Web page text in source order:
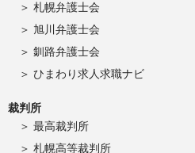
札幌弁護士会
旭川弁護士会
釧路弁護士会
ひまわり求人求職ナビ
裁判所
最高裁判所
札幌高等裁判所